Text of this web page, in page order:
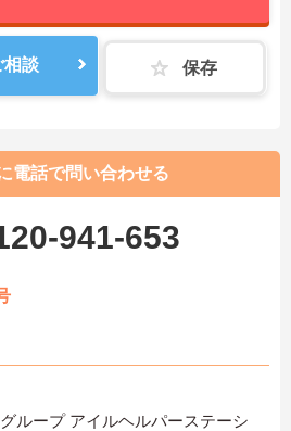
相談 保存
電話で問い合わせる
941-653
ループ アイルヘルパーステーシ